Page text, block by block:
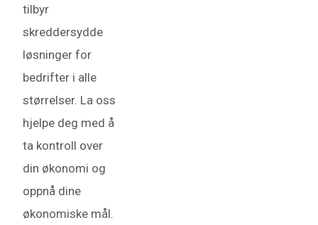
tilbyr
skreddersydde
løsninger for
bedrifter i alle
størrelser. La oss
hjelpe deg med å
ta kontroll over
din økonomi og
oppnå dine
økonomiske mål.